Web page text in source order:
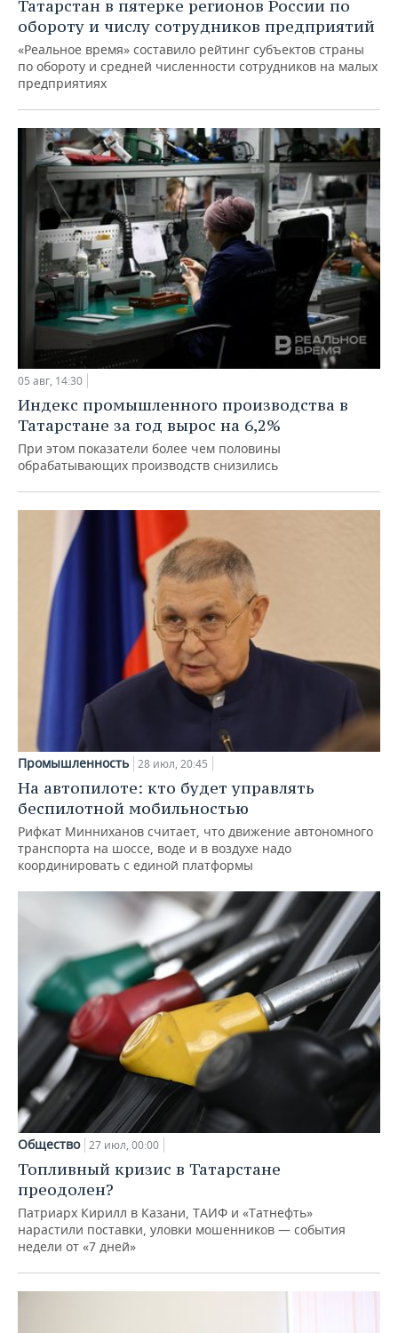
Татарстан в пятерке регионов России по
обороту и числу сотрудников предприятий
«Реальное время» составило рейтинг субъектов страны
по обороту и средней численности сотрудников на малых
предприятиях
05 авг, 14:30
Индекс промышленного производства в
Татарстане за год вырос на 6,2%
При этом показатели более чем половины
обрабатывающих производств снизились
Промышленность 28 июл, 20:45
На автопилоте: кто будет управлять
беспилотной мобильностью
Рифкат Минниханов считает, что движение автономного
транспорта на шоссе, воде и в воздухе надо
координировать с единой платформы
Общество 27 июл, 00:00
Топливный кризис в Татарстане
преодолен?
Патриарх Кирилл в Казани, ТАИФ и «Татнефть»
нарастили поставки, уловки мошенников — события
недели от «7 дней»